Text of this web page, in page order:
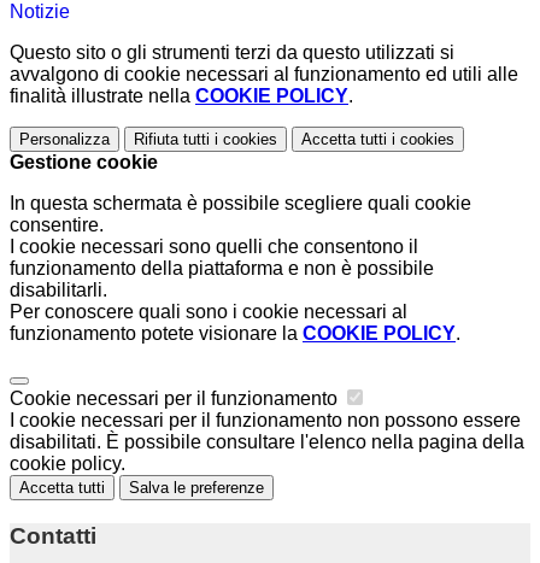
Notizie
Questo sito o gli strumenti terzi da questo utilizzati si
avvalgono di cookie necessari al funzionamento ed utili alle
finalità illustrate nella COOKIE POLICY.
Personalizza Rifiuta tutti i cookies Accetta tutti i cookies
Gestione cookie
In questa schermata è possibile scegliere quali cookie
consentire.
I cookie necessari sono quelli che consentono il
funzionamento della piattaforma e non è possibile
disabilitarli.
Per conoscere quali sono i cookie necessari al
funzionamento potete visionare la COOKIE POLICY.
Cookie necessari per il funzionamento
I cookie necessari per il funzionamento non possono essere
disabilitati. È possibile consultare l'elenco nella pagina della
cookie policy.
Accetta tutti Salva le preferenze
Contatti